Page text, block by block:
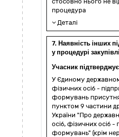
процедура
Деталі
7. Наявність інших
у процедурі закупівлі
Учасник
У Єдиному
фізичних осіб -
формувань
пунктом 9 частини
України "Про
осіб, фізичних осіб -
формувань" (крім